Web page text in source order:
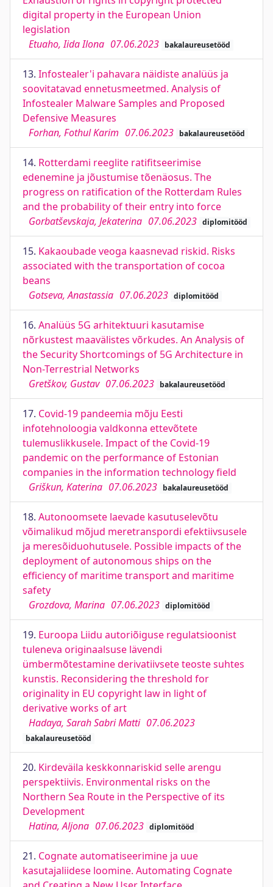
digital property in the European Union
legislation
Etuaho, Iida Ilona 07.06.2023 bakalaureusetööd
13. Infostealer'i pahavara näidiste analüüs ja
soovitatavad ennetusmeetmed. Analysis of
Infostealer Malware Samples and Proposed
Defensive Measures
Forhan, Fothul Karim 07.06.2023 bakalaureusetööd
14. Rotterdami reeglite ratifitseerimise
edenemine ja jõustumise tõenäosus. The
progress on ratification of the Rotterdam Rules
and the probability of their entry into force
Gorbatševskaja, Jekaterina 07.06.2023 diplomitööd
15. Kakaoubade veoga kaasnevad riskid. Risks
associated with the transportation of cocoa
beans
Gotseva, Anastassia 07.06.2023 diplomitööd
16. Analüüs 5G arhitektuuri kasutamise
nõrkustest maavälistes võrkudes. An Analysis of
the Security Shortcomings of 5G Architecture in
Non-Terrestrial Networks
Gretškov, Gustav 07.06.2023 bakalaureusetööd
17. Covid-19 pandeemia mõju Eesti
infotehnoloogia valdkonna ettevõtete
tulemuslikkusele. Impact of the Covid-19
pandemic on the performance of Estonian
companies in the information technology field
Griškun, Katerina 07.06.2023 bakalaureusetööd
18. Autonoomsete laevade kasutuselevõtu
võimalikud mõjud meretranspordi efektiivsusele
ja meresõiduohutusele. Possible impacts of the
deployment of autonomous ships on the
efficiency of maritime transport and maritime
safety
Grozdova, Marina 07.06.2023 diplomitööd
19. Euroopa Liidu autoriõiguse regulatsioonist
tuleneva originaalsuse lävendi
ümbermõtestamine derivatiivsete teoste suhtes
kunstis. Reconsidering the threshold for
originality in EU copyright law in light of
derivative works of art
Hadaya, Sarah Sabri Matti 07.06.2023
bakalaureusetööd
20. Kirdeväila keskkonnariskid selle arengu
perspektiivis. Environmental risks on the
Northern Sea Route in the Perspective of its
Development
Hatina, Aljona 07.06.2023 diplomitööd
21. Cognate automatiseerimine ja uue
kasutajaliidese loomine. Automating Cognate